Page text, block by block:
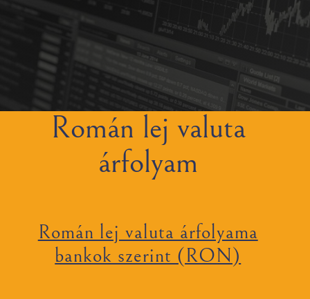
Román lej valuta
árfolyam
Román lej valuta árfolyama
bankok szerint (RON)